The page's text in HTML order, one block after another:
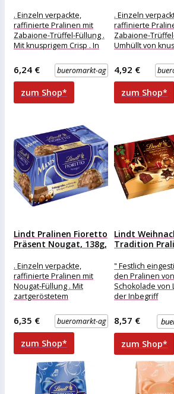
. Einzeln verpackte,
raffinierte Pralinen mit
Zabaione-Trüffel-Füllung .
Mit knusprigem Crisp . In
Merkmale: Verpackung:
einzeln verpackt
Ausführung:
bueromarkt-ag
6,24 €
zum Shop*
. Einzeln
raffinierte
Zabaione-
Umhüllt von
Merkmale:
einzeln verpackt
4,92 €
zum Shop*
Lindt Pralinen Fioretto
Präsent Nougat, 138g,
. Einzeln verpackte,
raffinierte Pralinen mit
Nougat-Füllung . Mit
zartgeröstetem
feiner Lindt-Schokolade
Merkmale: Verpackung:
einzeln verpackt
Eigenschaft:
bueromarkt-ag
6,35 €
zum Shop*
Lindt
Tradition
" Festlich
den Pralinen
Schokolade von
der Inbegriff
aus erlesenen
Mit
8,57 €
zum Shop*